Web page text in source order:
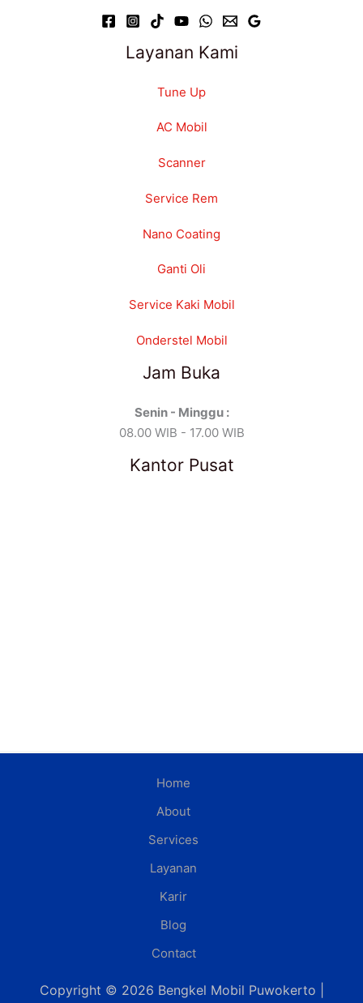
Layanan Kami
Tune Up
AC Mobil
Scanner
Service Rem
Nano Coating
Ganti Oli
Service Kaki Mobil
Onderstel Mobil
Jam Buka
Senin - Minggu :
08.00 WIB - 17.00 WIB
Kantor Pusat
Home
About
Services
Layanan
Karir
Blog
Contact
Copyright © 2026 Bengkel Mobil Puwokerto |